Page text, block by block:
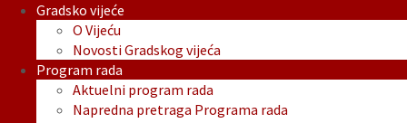
Gradsko vijeće
O Vijeću
Novosti Gradskog vijeća
Program rada
Aktuelni program rada
Napredna pretraga Programa rada